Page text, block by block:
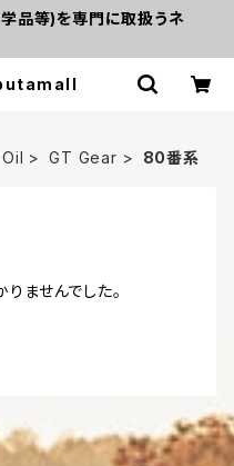
品等)を専門に取扱うネ
GT Gear 80番系
ませんでした。